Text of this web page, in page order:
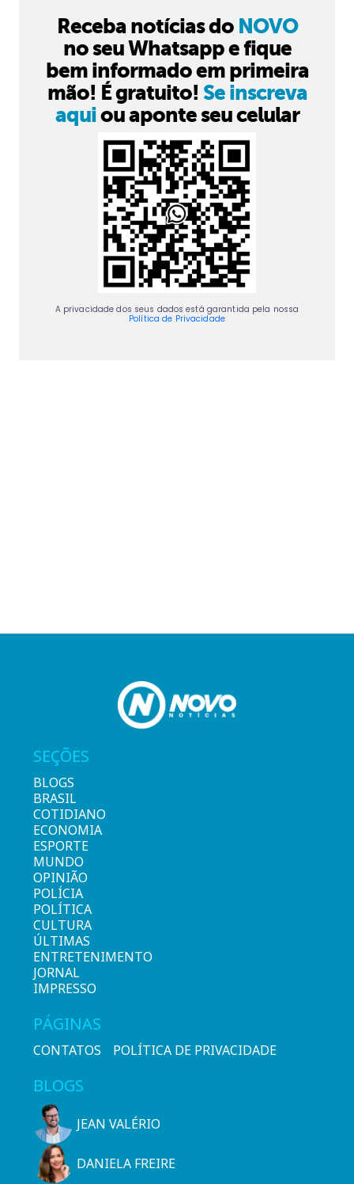
Receba notícias do NOVO
no seu Whatsapp e fique
bem informado em primeira
mão! É gratuito! Se inscreva
aquiou aponte seu celular
A privacidade dos seus dados está garantida pela nossa
Política de Privacidade
SEÇÕES
BLOGS
BRASIL
COTIDIANO
ECONOMIA
ESPORTE
MUNDO
OPINIÃO
POLÍCIA
POLÍTICA
CULTURA
ÚLTIMAS
ENTRETENIMENTO
JORNAL
IMPRESSO
PÁGINAS
CONTATOS POLÍTICA DE PRIVACIDADE
BLOGS
JEAN VALÉRIO
DANIELA FREIRE